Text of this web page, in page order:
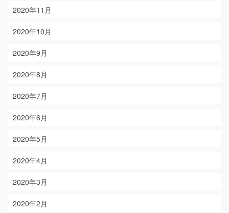
2020年11月
2020年10月
2020年9月
2020年8月
2020年7月
2020年6月
2020年5月
2020年4月
2020年3月
2020年2月